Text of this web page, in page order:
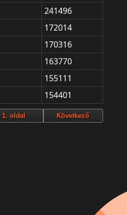
241496
172014
170316
163770
155111
154401